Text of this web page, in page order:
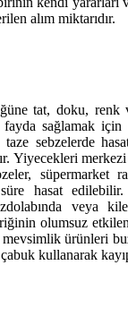
alım miktarıdır.
tat, doku,
sağlamak için
sebzelerde
Yiyecekleri
süpermarket
hasat edilebilir.
veya
olumsuz
ürünleri
kullanarak